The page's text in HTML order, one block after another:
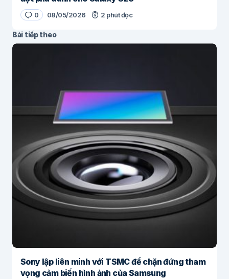
0 08/05/2026 2 phút đọc
Bài tiếp theo
Sony lập liên minh với TSMC để chặn đứng tham
vọng cảm biến hình ảnh của Samsung